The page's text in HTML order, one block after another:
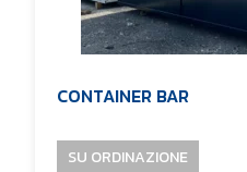
CONTAINER BAR
SU ORDINAZIONE